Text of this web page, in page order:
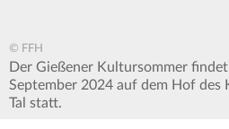
© FFH
Der Gießener Kultursommer
September 2024 auf dem Hof des
Tal statt.